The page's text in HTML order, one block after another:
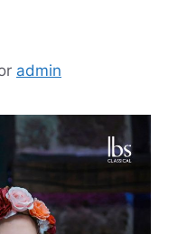
admin